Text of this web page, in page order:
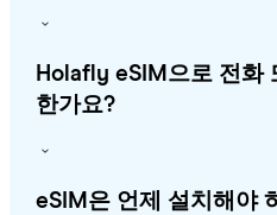
Holafly eSIM으로 전화
한가요?
eSIM은 언제 설치해야